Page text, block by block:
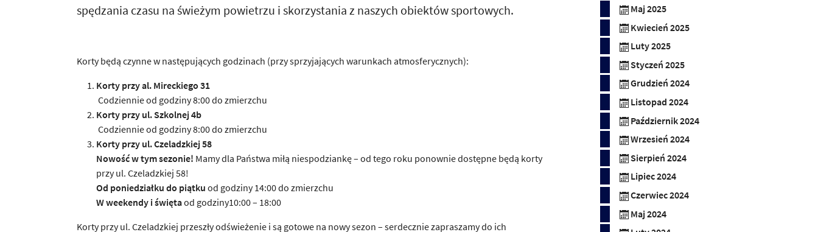
spędzania czasu na świeżym powietrzu i skorzystania z naszych obiektów sportowych.
Korty będą czynne w następujących godzinach (przy sprzyjających warunkach atmosferycznych):
Korty przy al. Mireckiego 31
Codziennie od godziny 8:00 do zmierzchu
Korty przy ul. Szkolnej 4b
Codziennie od godziny 8:00 do zmierzchu
Korty przy ul. Czeladzkiej 58
Nowość w tym sezonie! Mamy dla Państwa miłą niespodziankę – od tego roku ponownie dostępne będą korty
przy ul. Czeladzkiej 58!
Od poniedziałku do piątku od godziny 14:00 do zmierzchu
W weekendy i świętaod godziny10:00 – 18:00
Korty przy ul. Czeladzkiej przeszły odświeżenie i są gotowe na nowy sezon – serdecznie zapraszamy do ich
Maj 2025
Kwiecień 2025
Luty 2025
Styczeń 2025
Grudzień 2024
Listopad 2024
Październik 2024
Wrzesień 2024
Sierpień 2024
Lipiec 2024
Czerwiec 2024
Maj 2024